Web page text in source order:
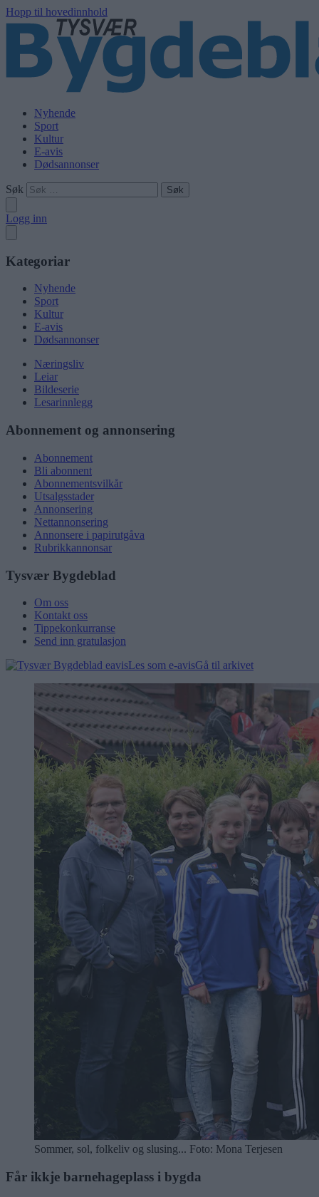
Hopp til hovedinnhold
Nyhende
Sport
Kultur
E-avis
Dødsannonser
Søk
Logg inn
Kategoriar
Nyhende
Sport
Kultur
E-avis
Dødsannonser
Næringsliv
Leiar
Bildeserie
Lesarinnlegg
Abonnement og annonsering
Abonnement
Bli abonnent
Abonnementsvilkår
Utsalgsstader
Annonsering
Nettannonsering
Annonsere i papirutgåva
Rubrikkannonsar
Tysvær Bygdeblad
Om oss
Kontakt oss
Tippekonkurranse
Send inn gratulasjon
Les som e-avisGå til arkivet
Sommer, sol, folkeliv og slusing... Foto: Mona Terjesen
Får ikkje barnehageplass i bygda